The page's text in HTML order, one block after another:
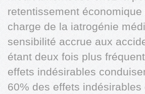
retentissement
charge de la iatrogénie
sensibilité accrue aux
étant deux fois plus
effets indésirables
60% des effets